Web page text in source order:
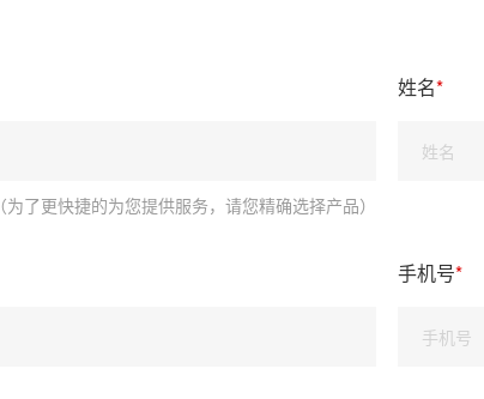
（为了更快捷的为您提供服务，请您精确选择产品）
姓名*
手机号*